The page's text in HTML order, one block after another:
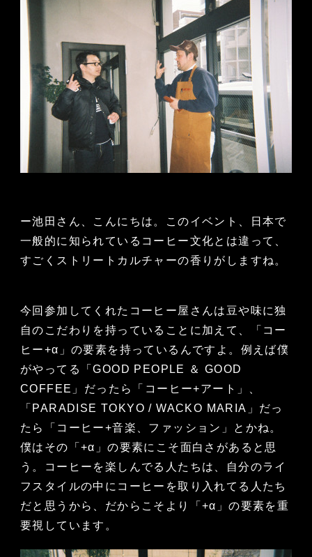
ー池田さん、こんにちは。このイベント、日本で
一般的に知られているコーヒー文化とは違って、
すごくストリートカルチャーの香りがしますね。
今回参加してくれたコーヒー屋さんは豆や味に独
自のこだわりを持っていることに加えて、「コー
ヒー+α」の要素を持っているんですよ。例えば僕
がやってる「GOOD PEOPLE ＆ GOOD
COFFEE」だったら「コーヒー+アート」、
「PARADISE TOKYO / WACKO MARIA」だっ
たら「コーヒー+音楽、ファッション」とかね。
僕はその「+α」の要素にこそ面白さがあると思
う。コーヒーを楽しんでる人たちは、自分のライ
フスタイルの中にコーヒーを取り入れてる人たち
だと思うから、だからこそより「+α」の要素を重
要視しています。